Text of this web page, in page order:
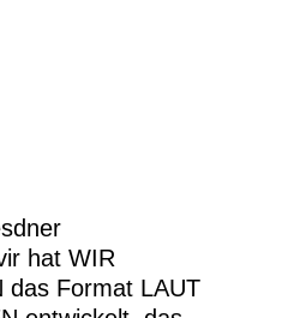
hat WIR
das Format LAUT